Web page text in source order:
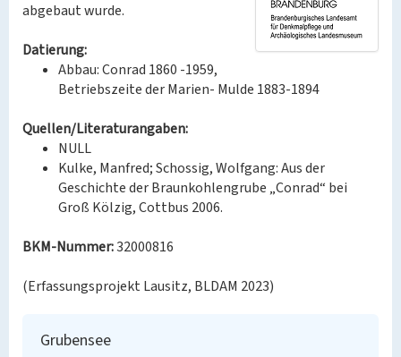
abgebaut wurde.
Datierung:
Abbau: Conrad 1860 -1959,
Betriebszeite der Marien- Mulde 1883-1894
Quellen/Literaturangaben:
NULL
Kulke, Manfred; Schossig, Wolfgang: Aus der
Geschichte der Braunkohlengrube „Conrad“ bei
Groß Kölzig, Cottbus 2006.
BKM-Nummer:32000816
(Erfassungsprojekt Lausitz, BLDAM 2023)
Grubensee